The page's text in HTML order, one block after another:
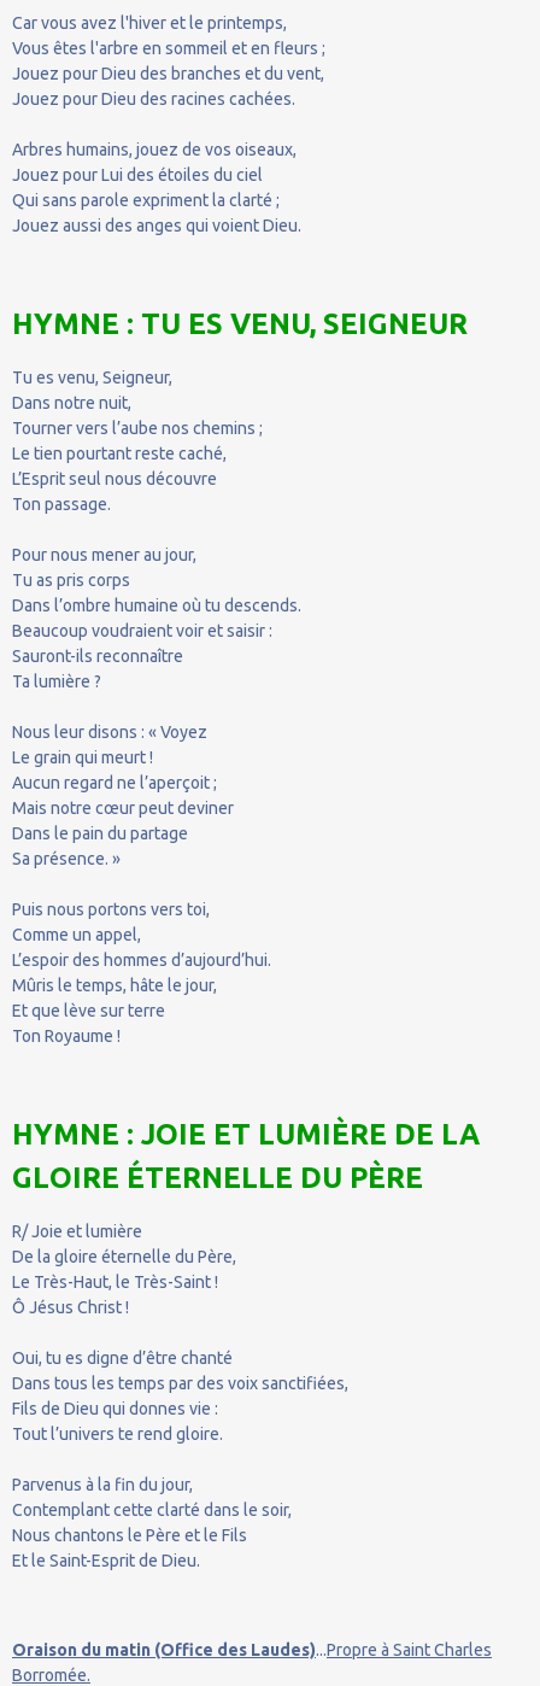
Car vous avez l'hiver et le printemps,
Vous êtes l'arbre en sommeil et en fleurs ;
Jouez pour Dieu des branches et du vent,
Jouez pour Dieu des racines cachées.
Arbres humains, jouez de vos oiseaux,
Jouez pour Lui des étoiles du ciel
Qui sans parole expriment la clarté ;
Jouez aussi des anges qui voient Dieu.
HYMNE : TU ES VENU, SEIGNEUR
Tu es venu, Seigneur,
Dans notre nuit,
Tourner vers l’aube nos chemins ;
Le tien pourtant reste caché,
L’Esprit seul nous découvre
Ton passage.
Pour nous mener au jour,
Tu as pris corps
Dans l’ombre humaine où tu descends.
Beaucoup voudraient voir et saisir :
Sauront-ils reconnaître
Ta lumière ?
Nous leur disons : « Voyez
Le grain qui meurt !
Aucun regard ne l’aperçoit ;
Mais notre cœur peut deviner
Dans le pain du partage
Sa présence. »
Puis nous portons vers toi,
Comme un appel,
L’espoir des hommes d’aujourd’hui.
Mûris le temps, hâte le jour,
Et que lève sur terre
Ton Royaume !
HYMNE : JOIE ET LUMIÈRE DE LA
GLOIRE ÉTERNELLE DU PÈRE
R/ Joie et lumière
De la gloire éternelle du Père,
Le Très-Haut, le Très-Saint !
Ô Jésus Christ !
Oui, tu es digne d’être chanté
Dans tous les temps par des voix sanctifiées,
Fils de Dieu qui donnes vie :
Tout l’univers te rend gloire.
Parvenus à la fin du jour,
Contemplant cette clarté dans le soir,
Nous chantons le Père et le Fils
Et le Saint-Esprit de Dieu.
Oraison du matin (Office des Laudes)...Propre à Saint Charles
Borromée.